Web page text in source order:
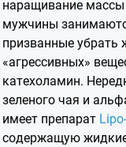
наращивание
мужчины
призванные убрать
«агрессивных»
катехоламин.
зеленого чая и
имеет препарат
содержащую